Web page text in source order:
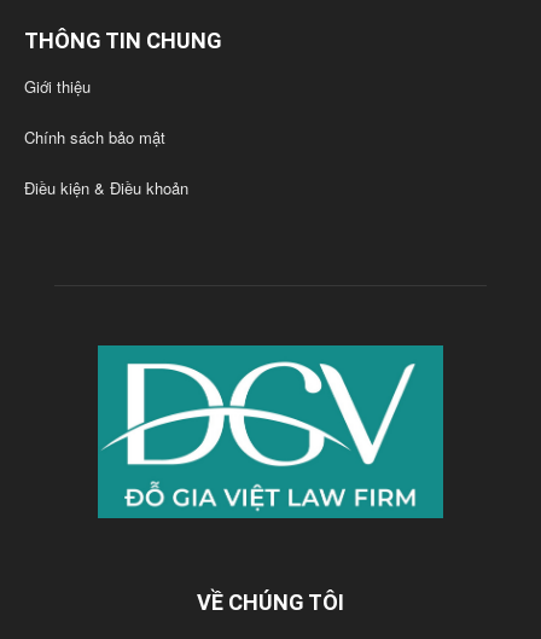
THÔNG TIN CHUNG
Giới thiệu
Chính sách bảo mật
Điều kiện & Điều khoản
VỀ CHÚNG TÔI